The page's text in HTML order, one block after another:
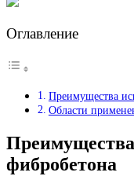
Оглавление
Преимущества
Области
фибробетона